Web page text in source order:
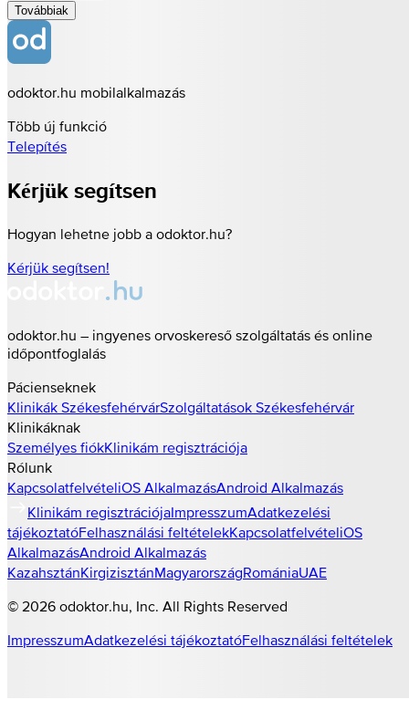
Továbbiak
odoktor.hu mobilalkalmazás
Több új funkció
Telepítés
Kérjük segítsen
Hogyan lehetne jobb a odoktor.hu?
Kérjük segítsen!
odoktor.hu – ingyenes orvoskereső szolgáltatás és online
időpontfoglalás
Pácienseknek
Klinikák SzékesfehérvárSzolgáltatások Székesfehérvár
Klinikáknak
Személyes fiókKlinikám regisztrációja
Rólunk
KapcsolatfelvételiOS AlkalmazásAndroid Alkalmazás
Klinikám regisztrációjaImpresszumAdatkezelési
tájékoztatóFelhasználási feltételekKapcsolatfelvételiOS
AlkalmazásAndroid Alkalmazás
KazahsztánKirgizisztánMagyarországRomániaUAE
© 2026 odoktor.hu , Inc. All Rights Reserved
ImpresszumAdatkezelési tájékoztatóFelhasználási feltételek